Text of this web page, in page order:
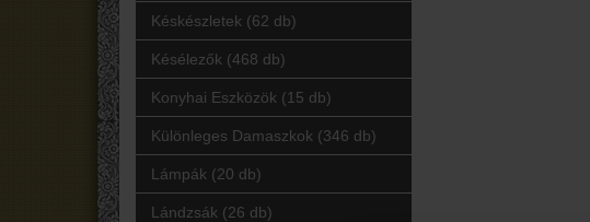
Késkészletek (62 db)
Késélezők (468 db)
Konyhai Eszközök (15 db)
Különleges Damaszkok (346 db)
Lámpák (20 db)
Lándzsák (26 db)